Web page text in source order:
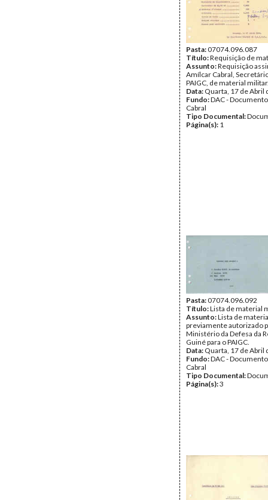
Pasta:07074.096.087
Título:Requisição de
Assunto:Requisição
Amílcar Cabral,
PAIGC, de material
Data: Quarta, 17 de Abril
Fundo:DAC -
Cabral
Tipo Documental:
Página(s): 1
Pasta:07074.096.092
Título:Lista de material
Assunto:Lista de
previamente autorizado
Ministério da Defesa da
Guiné para o PAIGC.
Data: Quarta, 17 de Abril
Fundo:DAC -
Cabral
Tipo Documental:
Página(s):3